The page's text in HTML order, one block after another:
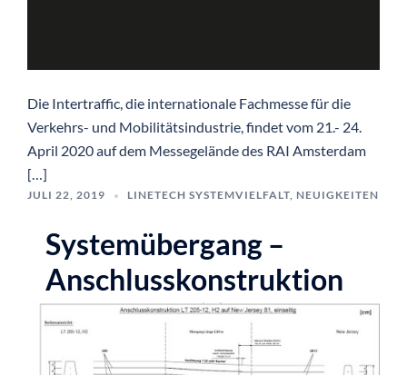
Die Intertraffic, die internationale Fachmesse für die
Verkehrs- und Mobilitätsindustrie, findet vom 21.- 24.
April 2020 auf dem Messegelände des RAI Amsterdam
[…]
JULI 22, 2019 LINETECH SYSTEMVIELFALT, NEUIGKEITEN
Systemübergang –
Anschlusskonstruktion